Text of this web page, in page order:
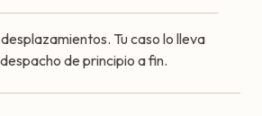
Tu caso lo lleva
de principio a fin.